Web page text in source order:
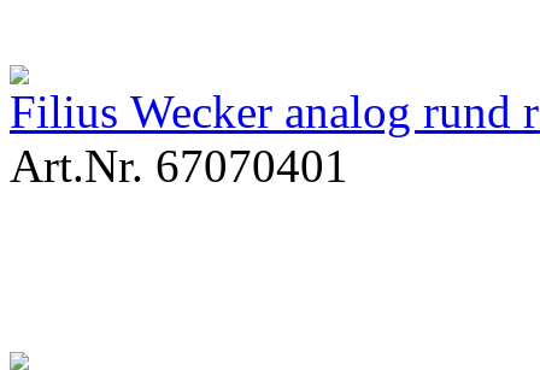
Filius Wecker analog rund
Art.Nr. 67070401